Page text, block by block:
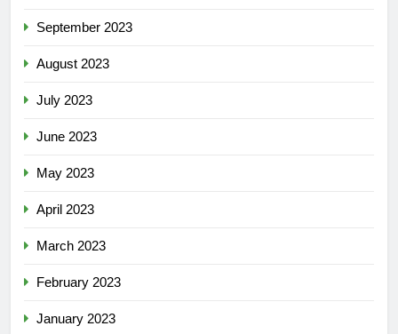
September 2023
August 2023
July 2023
June 2023
May 2023
April 2023
March 2023
February 2023
January 2023